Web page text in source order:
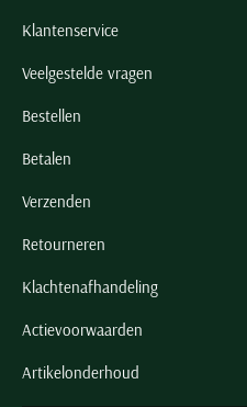
Klantenservice
Veelgestelde vragen
Bestellen
Betalen
Verzenden
Retourneren
Klachtenafhandeling
Actievoorwaarden
Artikelonderhoud